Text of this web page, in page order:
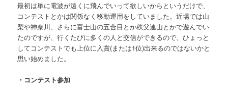
最初は単に電波が遠くに飛んでいって欲しいからというだけで、
コンテストとかは関係なく移動運用をしていました。近場では山
梨や神奈川、さらに富士山の五合目とか秩父連山とかで遊んでい
たのですが、行くたびに多くの人と交信ができるので、ひょっと
してコンテストでも上位に入賞(または1位)出来るのではないかと
思い始めました。
・コンテスト参加